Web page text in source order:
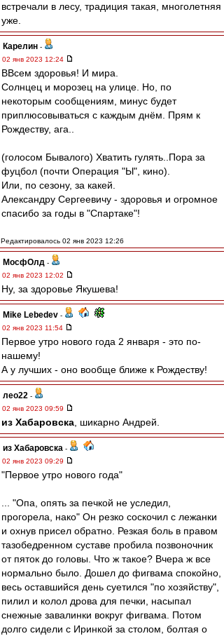
встречали в лесу, традиция такая, многолетняя
уже.
Карелин -
02 янв 2023 12:24
ВВсем здоровья! И мира.
Солнцец и морозец на улице. Но, по
некоторым сообщениям, минус будет
приплюсовываться с каждым днём. Прям к
Рождеству, ага..
(голосом Бывалого) Хватить гулять..Пора за
фуцбол (почти Операция "Ы", кино).
Или, по сезону, за какей.
Александру Сергеевичу - здоровья и огромное
спасибо за годы в "Спартаке"!
Редактировалось 02 янв 2023 12:26
МосфОлд -
02 янв 2023 12:02
Ну, за здоровье Якушева!
Mike Lebedev -
02 янв 2023 11:54
Первое утро нового года 2 января - это по-
нашему!
А у лучших - оно вообще ближе к Рождеству!
лео22 -
02 янв 2023 09:59
из Хабаровска , шикарно Андрей.
из Хабаровска -
02 янв 2023 09:29
"Первое утро нового года"
... "Опа, опять за печкой не уследил,
прогорела, нако" Он резко соскочил с лежанки
и охнув присел обратно. Резкая боль в правом
тазобедренном суставе пробила позвоночник
от пяток до головы. Что ж такое? Вчера ж все
нормально было. Дошел до фигвама спокойно,
весь оставшийся день суетился "по хозяйству",
пилил и колол дрова для печки, насыпал
снежные завалинки вокруг фигвама. Потом
долго сидели с Иринкой за столом, болтая о